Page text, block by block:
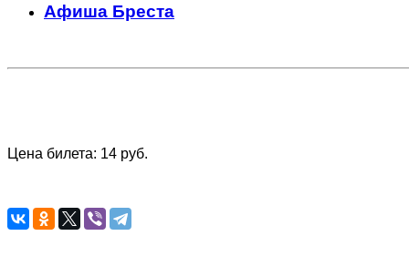
Афиша Бреста
Цена билета: 14 руб.